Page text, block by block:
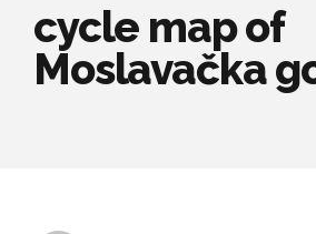
cycle map of
Moslavačka